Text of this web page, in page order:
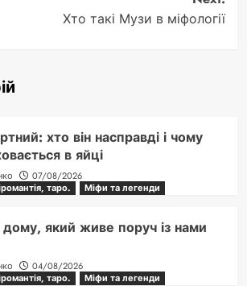
Хто такі Музи в міфології
хто він насправді і чому
в яйці
07/08/2026
таро.
Міфи та легенди
який живе поруч із нами
04/08/2026
таро.
Міфи та легенди